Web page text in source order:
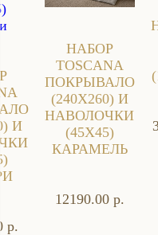
И
р.
НАБОР
TOSCANA
ПОКРЫВАЛО
(240X260) И
НАВОЛОЧКИ
(45X45)
КАРАМЕЛЬ
12190.00 р.